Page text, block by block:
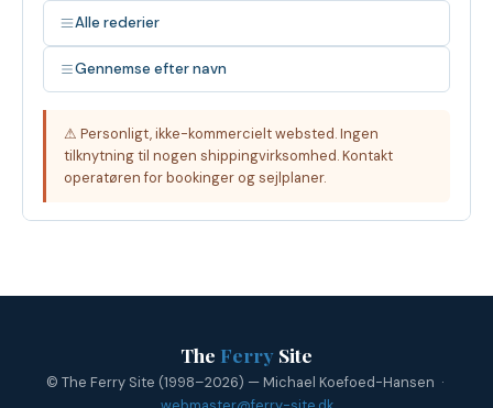
Alle rederier
Gennemse efter navn
⚠ Personligt, ikke-kommercielt websted. Ingen
tilknytning til nogen shippingvirksomhed. Kontakt
operatøren for bookinger og sejlplaner.
The Ferry Site
© The Ferry Site (1998–2026) — Michael Koefoed-Hansen ·